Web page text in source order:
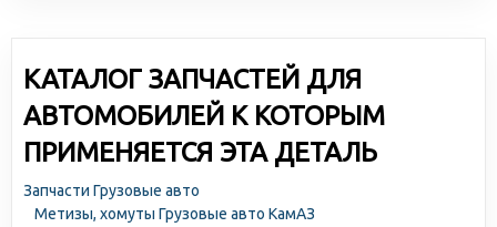
КАТАЛОГ ЗАПЧАСТЕЙ ДЛЯ
АВТОМОБИЛЕЙ К КОТОРЫМ
ПРИМЕНЯЕТСЯ ЭТА ДЕТАЛЬ
Запчасти Грузовые авто
Метизы, хомуты Грузовые авто КамАЗ